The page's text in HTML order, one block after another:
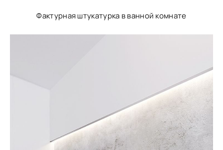
Фактурная штукатурка в ванной комнате